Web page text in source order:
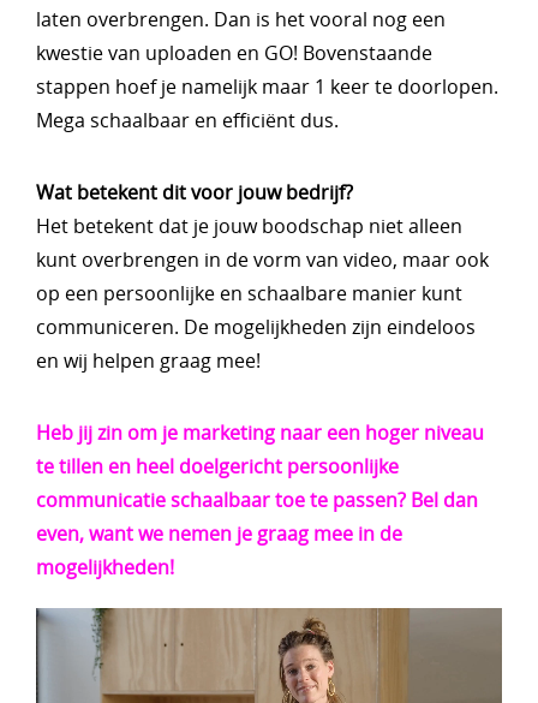
laten overbrengen. Dan is het vooral nog een
kwestie van uploaden en GO! Bovenstaande
stappen hoef je namelijk maar 1 keer te doorlopen.
Mega schaalbaar en efficiënt dus.
Wat betekent dit voor jouw bedrijf?
Het betekent dat je jouw boodschap niet alleen
kunt overbrengen in de vorm van video, maar ook
op een persoonlijke en schaalbare manier kunt
communiceren. De mogelijkheden zijn eindeloos
en wij helpen graag mee!
Heb jij zin om je marketing naar een hoger niveau
te tillen en heel doelgericht persoonlijke
communicatie schaalbaar toe te passen? Bel dan
even, want we nemen je graag mee in de
mogelijkheden!